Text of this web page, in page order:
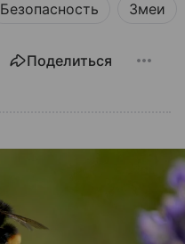
Безопасность Змеи
Поделиться